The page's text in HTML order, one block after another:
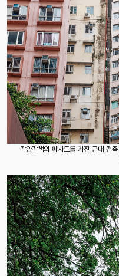
각양각색의 파사드를 가진 근대 건